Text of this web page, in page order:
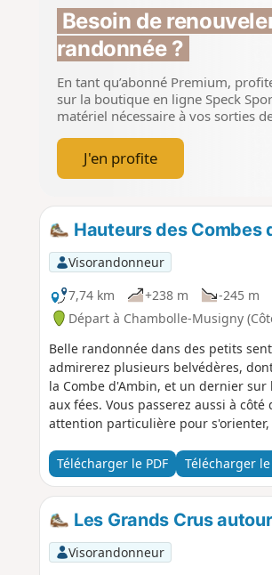
Besoin de
randonnée ?
En tant qu’abonné Premium,
sur la boutique en ligne Speck
matériel nécessaire à vos sorties
J'en profite
Hauteurs des Combes
Visorandonneur
7,74 km
+238 m -245 m
Départ à Chambolle-Musigny
Belle randonnée dans des petits
admirerez plusieurs belvédères,
la Combe d'Ambin, et un dernier
aux fées. Vous passerez aussi à
attention particulière pour s'orienter,
Télécharger le PDF Télécharger le
Les Grands Crus
Visorandonneur